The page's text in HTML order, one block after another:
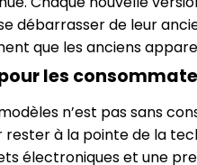
débarrasser de leur
que les anciens
les
n’est pas sans
à la pointe de la
électroniques et une